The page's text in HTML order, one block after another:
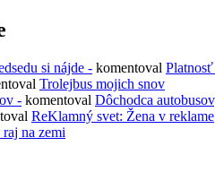
si nájde - komentoval
Trolejbus mojich snov
- komentoval Dôchodca
ReKlamný svet: Žena v reklame
na zemi